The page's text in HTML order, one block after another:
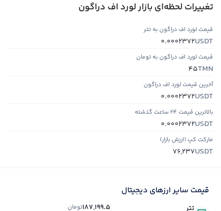
تغییرات لحظه‌ای بازار لورد اف دراگون
قیمت لورد اف دراگون به تتر
USDT
0.0002372
قیمت لورد اف دراگون به تومان
TMN
45
آخرین قیمت لورد اف دراگون
USDT
0.0002372
بالاترین قیمت ۲۴ ساعت گذشته
USDT
0.0002372
مارکت کپ (ارزش بازار)
USDT
76,237
قیمت سایر ارزهای دیجیتال
تتر 187,199.5تومان